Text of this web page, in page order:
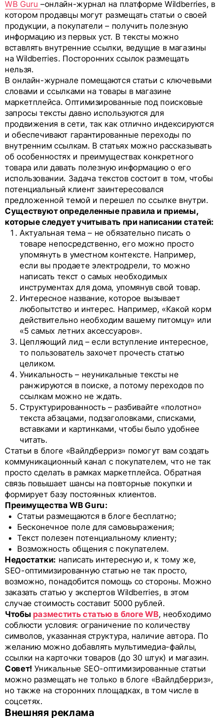
WB Guru–онлайн-журнал на платформе Wildberries, в
котором продавцы могут размещать статьи о своей
продукции, а покупатели – получить полезную
информацию из первых уст. В тексты можно
вставлять внутренние ссылки, ведущие в магазины
на Wildberries. Посторонних ссылок размещать
нельзя.
В онлайн-журнале помещаются статьи с ключевыми
словами и ссылками на товары в магазине
маркетплейса. Оптимизированные под поисковые
запросы тексты давно используются для
продвижения в сети, так как отлично индексируются
и обеспечивают гарантированные переходы по
внутренним ссылкам. В статьях можно рассказывать
об особенностях и преимуществах конкретного
товара или давать полезную информацию о его
использовании. Задача текстов состоит в том, чтобы
потенциальный клиент заинтересовался
предложенной темой и перешел по ссылке внутри.
Существуют определенные правила и приемы,
которые следует учитывать при написании статей:
Актуальная тема – не обязательно писать о
товаре непосредственно, его можно просто
упомянуть в уместном контексте. Например,
если вы продаете электродрели, то можно
написать текст о самых необходимых
инструментах для дома, упомянув свой товар.
Интересное название, которое вызывает
любопытство и интерес. Например, «Какой корм
действительно необходим вашему питомцу» или
«5 самых летних аксессуаров».
Цепляющий лид – если вступление интересное,
то пользователь захочет прочесть статью
целиком.
Уникальность – неуникальные тексты не
ранжируются в поиске, а потому переходов по
ссылкам можно не ждать.
Структурированность – разбивайте «полотно»
текста абзацами, подзаголовками, списками,
вставками и картинками, чтобы было удобнее
читать.
Статьи в блоге «Вайлдберриз» помогут вам создать
коммуникационный канал с покупателем, что не так
просто сделать в рамках маркетплейса. Обратная
связь повышает шансы на повторные покупки и
формирует базу постоянных клиентов.
Преимущества WB Guru:
Статьи размещаются в блоге бесплатно;
Бесконечное поле для самовыражения;
Текст полезен потенциальному клиенту;
Возможность общения с покупателем.
Недостатки: написать интересную и, к тому же,
SEO-оптимизированную статью не так просто,
возможно, понадобится помощь со стороны. Можно
заказать статью у экспертов Wildberries, в этом
случае стоимость составит 5000 рублей.
Чтобы разместить статью в блоге WB, необходимо
соблюсти условия: ограничение по количеству
символов, указанная структура, наличие автора. По
желанию можно добавлять мультимедиа-файлы,
ссылки на карточки товаров (до 30 штук) и магазин.
Совет! Уникальные SEO-оптимизированные статьи
можно размещать не только в блоге «Вайлдберриз»,
но также на сторонних площадках, в том числе в
соцсетях.
Внешняя реклама